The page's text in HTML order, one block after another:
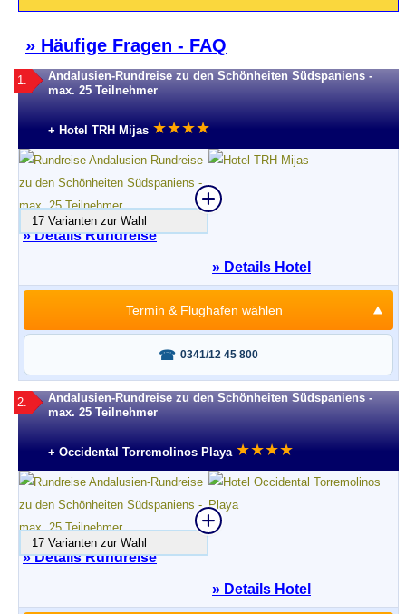
» Häufige Fragen - FAQ
1.
Andalusien-Rundreise zu den Schönheiten Südspaniens -
max. 25 Teilnehmer
+ Hotel TRH Mijas ★★★★
» Details Rundreise
17 Varianten zur Wahl
» Details Hotel
0341/12 45 800
Termin & Flughafen wählen
2.
Andalusien-Rundreise zu den Schönheiten Südspaniens -
max. 25 Teilnehmer
+ Occidental Torremolinos Playa ★★★★
» Details Rundreise
17 Varianten zur Wahl
» Details Hotel